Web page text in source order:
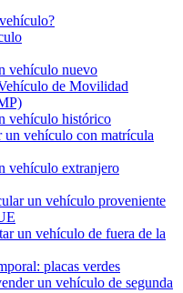
vehículo nuevo
de Movilidad
vehículo histórico
un vehículo con matrícula
vehículo extranjero
un vehículo proveniente
un vehículo de fuera de la
placas verdes
un vehículo de segunda